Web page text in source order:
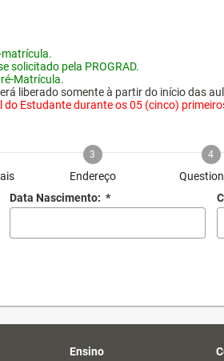
solicitado pela PROGRAD.
Matrícula.
liberado somente à partir do início das
Estudante durante os 05 (cinco)
3
Endereço
4
Data Nascimento: *
Ensino